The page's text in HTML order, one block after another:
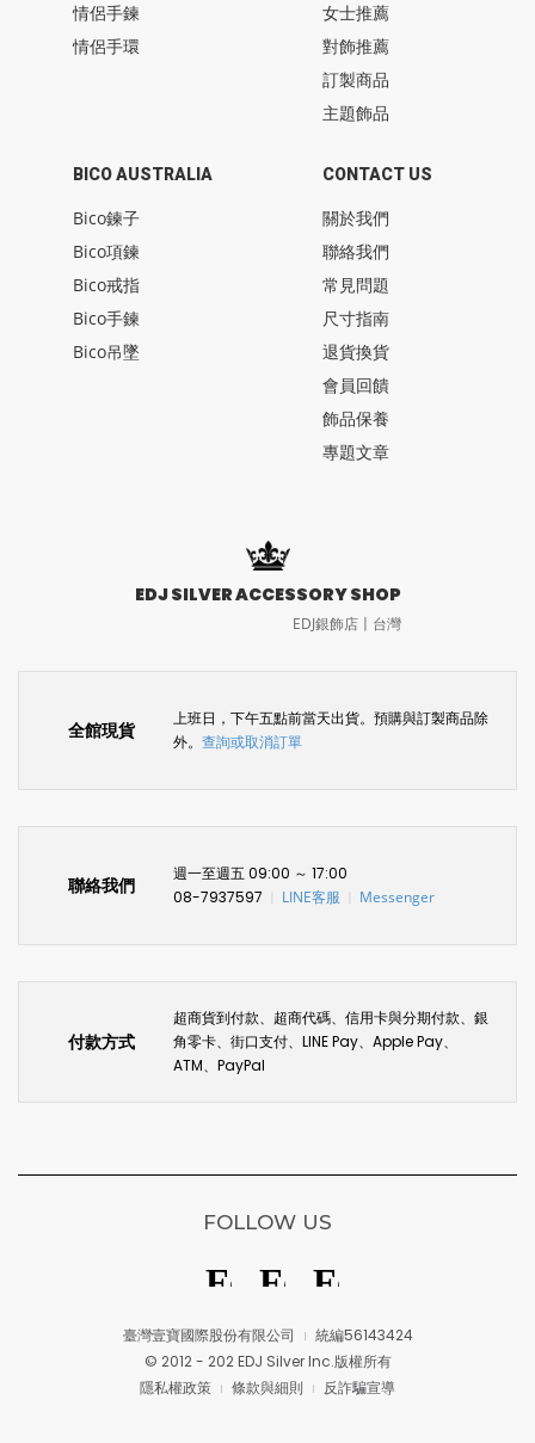
情侶手鍊
情侶手環
BICO AUSTRALIA
Bico鍊子
Bico項鍊
Bico戒指
Bico手鍊
Bico吊墜
女士推薦
對飾推薦
訂製商品
主題飾品
CONTACT US
關於我們
聯絡我們
常見問題
尺寸指南
退貨換貨
會員回饋
飾品保養
專題文章
EDJ SILVER ACCESSORY SHOP
EDJ銀飾店〡台灣
全館現貨
上班日，下午五點前當天出貨。預購與訂製商品除
外。 查詢或取消訂單
聯絡我們
週一至週五 09:00 ～ 17:00
08-7937597
LINE客服 Messenger
付款方式
超商貨到付款、超商代碼、信用卡與分期付款、銀
角零卡、街口支付、LINE Pay、Apple Pay、
ATM、PayPal
臺灣壹寶國際股份有限公司
統編56143424
© 2012 - 202 EDJ Silver Inc.版權所有
隱私權政策
條款與細則 反詐騙宣導
FOLLOW US